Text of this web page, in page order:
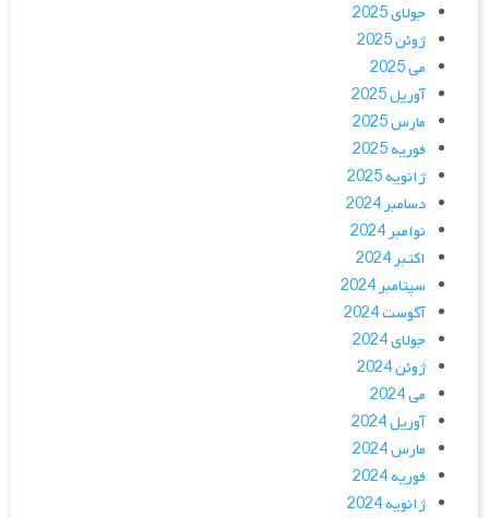
جولای 2025
ژوئن 2025
می 2025
آوریل 2025
مارس 2025
فوریه 2025
ژانویه 2025
دسامبر 2024
نوامبر 2024
اکتبر 2024
سپتامبر 2024
آگوست 2024
جولای 2024
ژوئن 2024
می 2024
آوریل 2024
مارس 2024
فوریه 2024
ژانویه 2024